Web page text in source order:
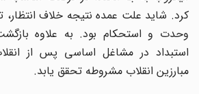
کرد. شاید علت عمده نتیجه خلاف انتظار،
وحدت و استحکام بود. به علاوه
استبداد در مشاغل اساسی پس از
مبارزین انقلاب مشروطه تحقق یابد.